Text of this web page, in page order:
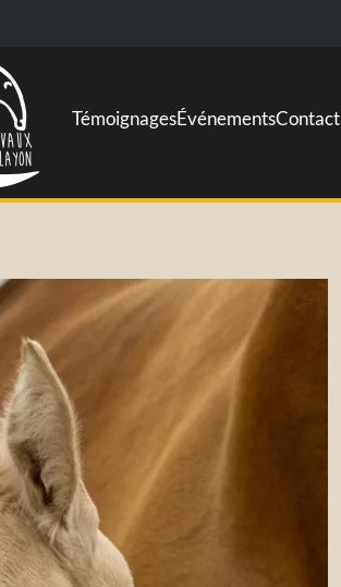
TémoignagesÉvénementsContact